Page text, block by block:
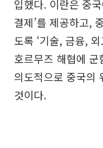
입했다. 이란은 중
결제’를 제공하고,
도록 ‘기술, 금융,
호르무즈 해협에
의도적으로 중국의
것이다.